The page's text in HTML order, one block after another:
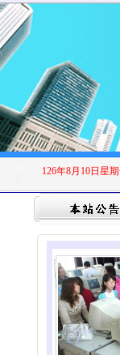
126年8月10日星
长虹